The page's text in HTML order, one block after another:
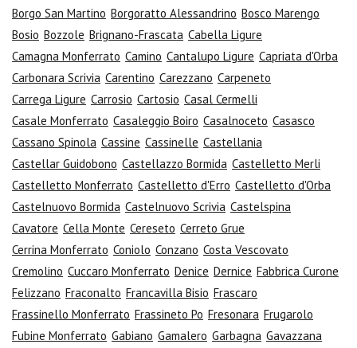
Borgo San Martino Borgoratto Alessandrino Bosco Marengo
Bosio Bozzole Brignano-Frascata Cabella Ligure
Camagna Monferrato Camino Cantalupo Ligure Capriata d'Orba
Carbonara Scrivia Carentino Carezzano Carpeneto
Carrega Ligure Carrosio Cartosio Casal Cermelli
Casale Monferrato Casaleggio Boiro Casalnoceto Casasco
Cassano Spinola Cassine Cassinelle Castellania
Castellar Guidobono Castellazzo Bormida Castelletto Merli
Castelletto Monferrato Castelletto d'Erro Castelletto d'Orba
Castelnuovo Bormida Castelnuovo Scrivia Castelspina
Cavatore Cella Monte Cereseto Cerreto Grue
Cerrina Monferrato Coniolo Conzano Costa Vescovato
Cremolino Cuccaro Monferrato Denice Dernice Fabbrica Curone
Felizzano Fraconalto Francavilla Bisio Frascaro
Frassinello Monferrato Frassineto Po Fresonara Frugarolo
Fubine Monferrato Gabiano Gamalero Garbagna Gavazzana